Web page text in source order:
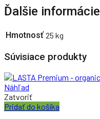
Ďalšie informácie
Hmotnosť 25 kg
Súvisiace produkty
Náhľad
Zatvoriť
Pridať do košíka